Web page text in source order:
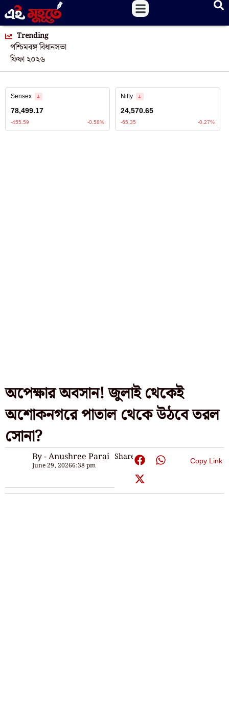
Trending
পশ্চিমবঙ্গ বিধানসভা
ফিফা ২০২৬
অপেক্ষার অবসান! জুলাই থেকেই
অশোকনগরে পাতাল থেকে উঠবে তরল
সোনা?
By - Anushree Parai
June 29, 20266:38 pm
Share: Copy Link